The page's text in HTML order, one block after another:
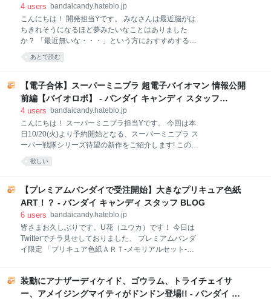
イプには
か再現したかったので、 突起と穴の大きさを微調整し
て微調整して微調整してはや年末を迎えます 宙を駆
け... 壁も駆け...!! 宙から刃を振り下ろす!! 「Book3」の
ドラゴンぶた3と組み替えると 忍者ぶた3へフォームチ
と 忍者ジャッ君へフォームチェンジ!! 今日の第14話で
斬、 装動 セイバーのテーマ
スタッフ BLOG
4 users bandaicandy.hateblo.jp
こんにちは！ 開発担当Yです。 みなさんは最近脳がは
ちきれそうになるほど夢みたいなことはありました
か？ 「最近無いな・・・」という方におすすめする今
回の商品はこちら！ 「スーパーミニプラ 蒼き流星SPT
レイズナー Vol.1」！ ついに皆さまに今回の商品の告
ファンの方ですと覚えているかもしれませんが、昨年
2019年夏に行った「スーパーミニプラ商品化希望作品
アンケート」の総合ランキングTOP10をお伝えしまし
さい↓） bandaicandy.hateblo.jp 昨年2019年夏の
TOP10はこちらの通りです。 こう見ていくと第3位の
「勇者指令ダグオン」、第4位の「救急戦隊ゴーゴー
ファイブ」と着実にスーパーミニプラ化していってい
あとで読む
【電子合体】スーパーミニプラ 超電子バイオマン 情報公開
前編【バイオロボ】 - バンダイ キャンディ スタッフ
BLOG
4 users bandaicandy.hateblo.jp
こんにちは！ スーパーミニプラ担当Yです。 今回は本
日10/20(火)より予約開始となる、スーパーミニプラ ス
ーパー戦隊シリーズ待望の新作をご紹介します! この度
ー!ファイブ! 超!電子!!バイオマン!!!!! サンバルカンに続
パー戦隊シリーズ第8作『超電子バイオマン』が登場
です! 以前からアンケートの順位も上位で、昭和戦隊の
中でも高い人気を誇っていたバイオマン。 バイオマン
スにしたバイオロボは赤・青・黄といった原色使いの
ロボが居並ぶ80年代戦隊ロボの中で、今見てもセンセ
ーショナルかつスタイリッシュ。赤と白のみで構成さ
す。 DX玩具ではコクピットの造形があったり、ロボ
と同スケールのフィギュア
欲しい
【プレミアムバンダイで受注開始】大きなプリキュア色紙
ART！？ - バンダイ キャンディ スタッフ BLOG
6 users bandaicandy.hateblo.jp
皆さまお久しぶりです。U花（ユウカ）です！ 今日は
Twitterでチラ見せしておりました、 プレミアムバンダ
イ限定 「プリキュア色紙ＡＲＴ-メモリアルセット-」
1000149923/ 色紙ARTは、縦135mm×横120mmの
「ミニ色紙」に美麗なイラストを印刷し、 様々な作品
装動にアナザーディケイド、ゴウラム、トライチェイサ
ー、アメイジングマイティがドンドン登場!! - バンダイ キ